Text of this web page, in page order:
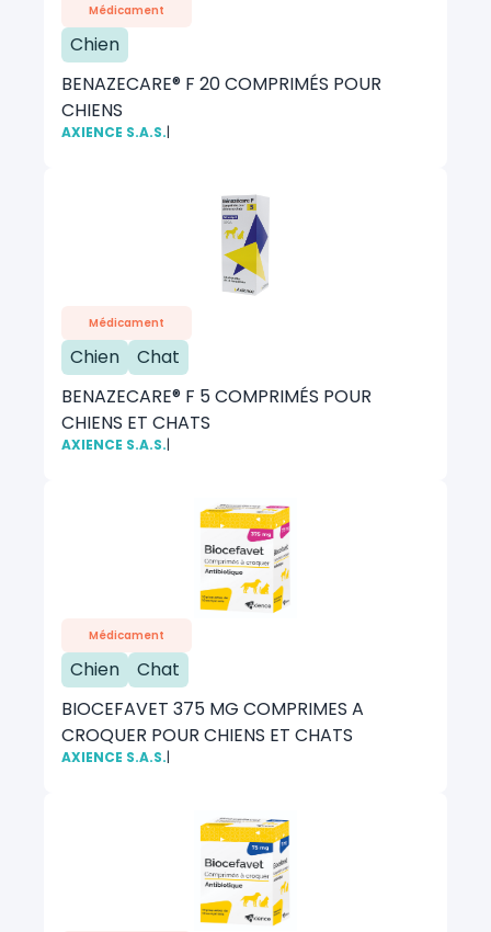
Médicament
Chien
BENAZECARE® F 20 COMPRIMÉS POUR
CHIENS
AXIENCE S.A.S.|
Médicament
Chien
Chat
BENAZECARE® F 5 COMPRIMÉS POUR
CHIENS ET CHATS
AXIENCE S.A.S.|
Médicament
Chien
Chat
BIOCEFAVET 375 MG COMPRIMES A
CROQUER POUR CHIENS ET CHATS
AXIENCE S.A.S.|